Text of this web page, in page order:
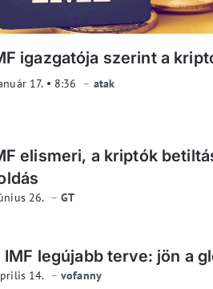
igazgatója szerint a
17. 8:36 atak
elismeri, a kriptók
26. GT
IMF legújabb terve: jön a
14. vofanny